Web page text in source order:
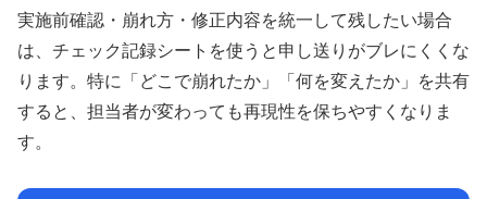
実施前確認・崩れ方・修正内容を統一して残したい場合
は、チェック記録シートを使うと申し送りがブレにくくな
ります。特に「どこで崩れたか」「何を変えたか」を共有
すると、担当者が変わっても再現性を保ちやすくなりま
す。